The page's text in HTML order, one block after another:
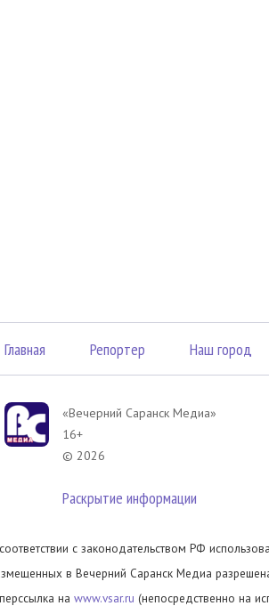
Главная Репортер Наш город
«Вечерний Саранск Mедиа»
16+
© 2026
Раскрытие информации
с законодательством РФ
в Вечерний Саранск Медиа
на www.vsar.ru (непосредственно на